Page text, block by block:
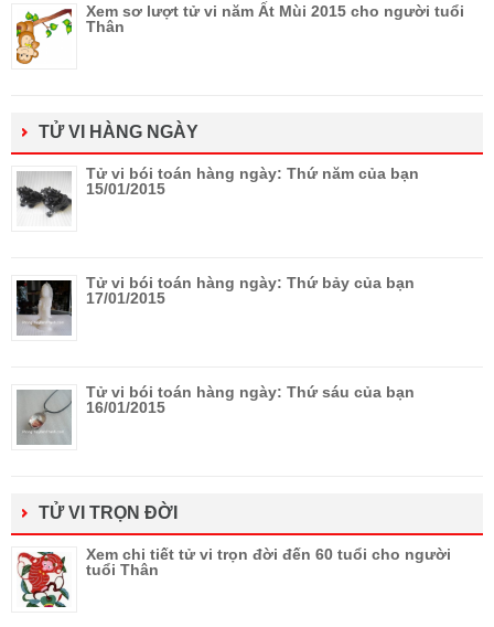
Xem sơ lượt tử vi năm Ất Mùi 2015 cho người tuổi
Thân
TỬ VI HÀNG NGÀY
Tử vi bói toán hàng ngày: Thứ năm của bạn
15/01/2015
Tử vi bói toán hàng ngày: Thứ bảy của bạn
17/01/2015
Tử vi bói toán hàng ngày: Thứ sáu của bạn
16/01/2015
TỬ VI TRỌN ĐỜI
Xem chi tiết tử vi trọn đời đến 60 tuổi cho người
tuổi Thân